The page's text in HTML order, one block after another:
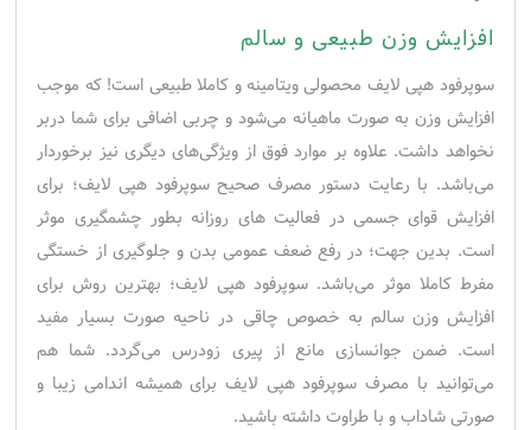
افزایش وزن طبیعی و سالم
سوپرفود هپی لایف محصولی ویتامینه و کاملا طبیعی است! که موجب
افزایش وزن به صورت ماهیانه می‌شود و چربی اضافی برای شما دربر
نخواهد داشت. علاوه بر موارد فوق از ویژگی‌های دیگری نیز برخوردار
می‌باشد. با رعایت دستور مصرف صحیح سوپرفود هپی لایف؛ برای
افزایش قوای جسمی در فعالیت های روزانه بطور چشمگیری موثر
است. بدین جهت؛ در رفع ضعف عمومی بدن و جلوگیری از خستگی
مفرط کاملا موثر می‌باشد. سوپرفود هپی لایف؛ بهترین روش برای
افزایش وزن سالم به خصوص چاقی در ناحیه صورت بسیار مفید
است. ضمن جوانسازی مانع از پیری زودرس می‌گردد. شما هم
می‌توانید با مصرف سوپرفود هپی لایف برای همیشه اندامی زیبا و
صورتی شاداب و با طراوت داشته باشید.